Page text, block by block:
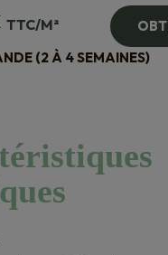
TTC/M²
(2 À 4 SEMAINES)